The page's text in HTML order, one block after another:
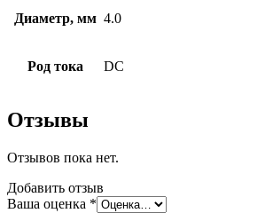
Диаметр, мм 4.0
Род тока DC
Отзывы
Отзывов пока нет.
Добавить отзыв
Ваша оценка *